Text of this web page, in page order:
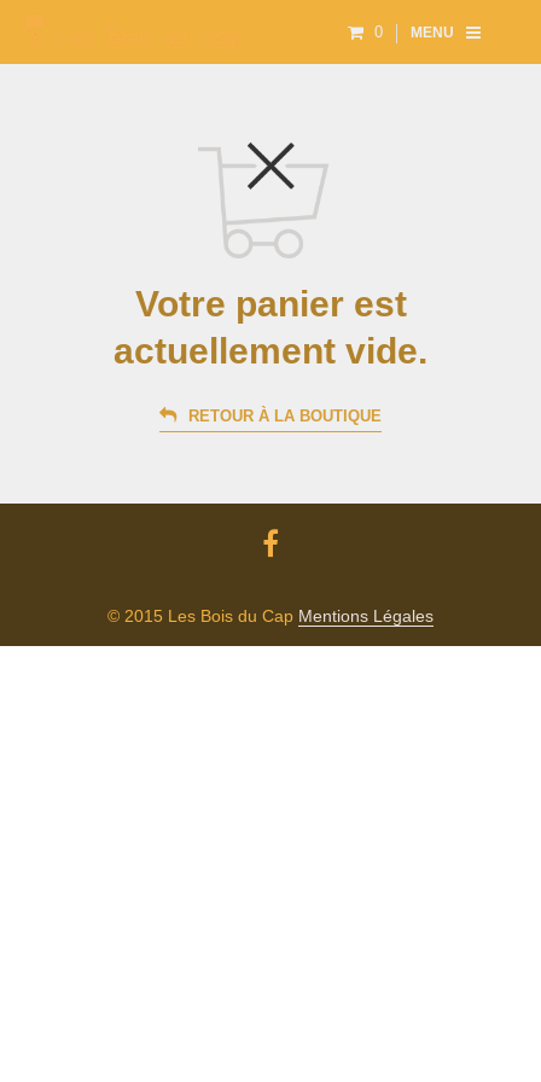
0 MENU
Votre panier est
actuellement vide.
RETOUR À LA BOUTIQUE
© 2015 Les Bois du Cap Mentions Légales